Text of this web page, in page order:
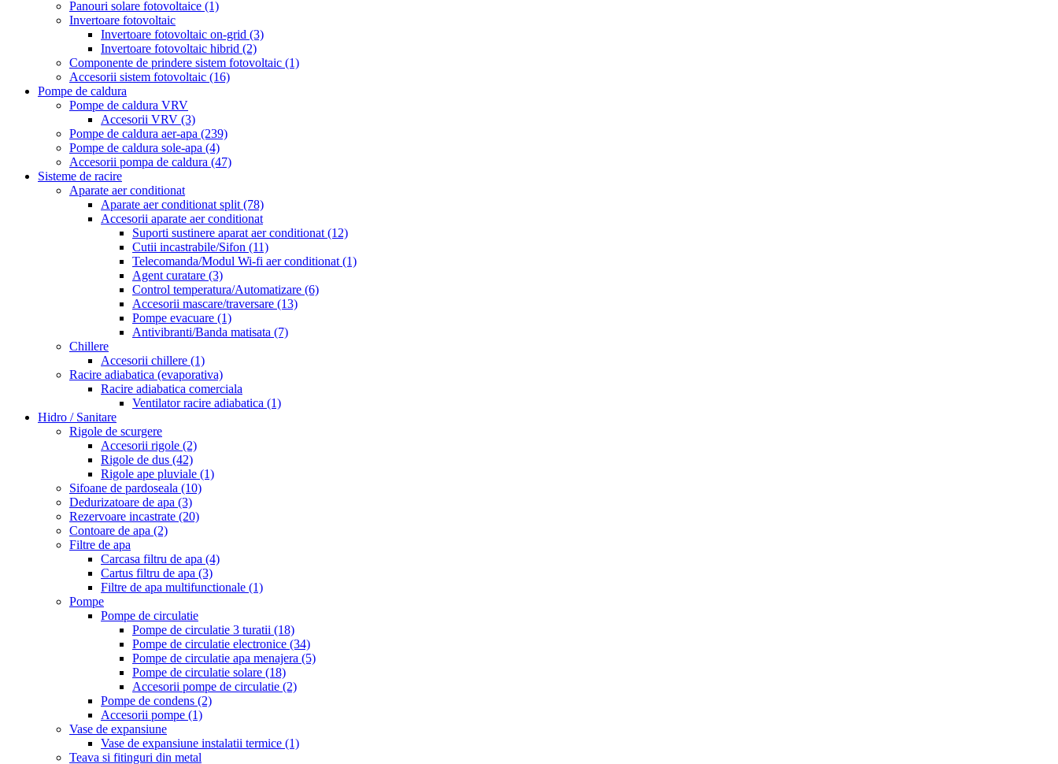
Panouri solare fotovoltaice (1)
Invertoare fotovoltaic
Invertoare fotovoltaic on-grid (3)
Invertoare fotovoltaic hibrid (2)
Componente de prindere sistem fotovoltaic (1)
Accesorii sistem fotovoltaic (16)
Pompe de caldura
Pompe de caldura VRV
Accesorii VRV (3)
Pompe de caldura aer-apa (239)
Pompe de caldura sole-apa (4)
Accesorii pompa de caldura (47)
Sisteme de racire
Aparate aer conditionat
Aparate aer conditionat split (78)
Accesorii aparate aer conditionat
Suporti sustinere aparat aer conditionat (12)
Cutii incastrabile/Sifon (11)
Telecomanda/Modul Wi-fi aer conditionat (1)
Agent curatare (3)
Control temperatura/Automatizare (6)
Accesorii mascare/traversare (13)
Pompe evacuare (1)
Antivibranti/Banda matisata (7)
Chillere
Accesorii chillere (1)
Racire adiabatica (evaporativa)
Racire adiabatica comerciala
Ventilator racire adiabatica (1)
Hidro / Sanitare
Rigole de scurgere
Accesorii rigole (2)
Rigole de dus (42)
Rigole ape pluviale (1)
Sifoane de pardoseala (10)
Dedurizatoare de apa (3)
Rezervoare incastrate (20)
Contoare de apa (2)
Filtre de apa
Carcasa filtru de apa (4)
Cartus filtru de apa (3)
Filtre de apa multifunctionale (1)
Pompe
Pompe de circulatie
Pompe de circulatie 3 turatii (18)
Pompe de circulatie electronice (34)
Pompe de circulatie apa menajera (5)
Pompe de circulatie solare (18)
Accesorii pompe de circulatie (2)
Pompe de condens (2)
Accesorii pompe (1)
Vase de expansiune
Vase de expansiune instalatii termice (1)
Teava si fitinguri din metal